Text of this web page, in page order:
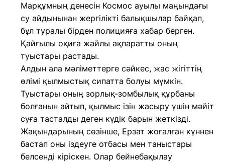
Марқұмның денесін Космос ауылы маңындағы
су айдынынан жергілікті балықшылар байқап,
бұл туралы бірден полицияға хабар берген.
Қайғылы оқиға жайлы ақпаратты оның
туыстары растады.
Алдын ала мәліметтерге сәйкес, жас жігіттің
өлімі қылмыстық сипатта болуы мүмкін.
Туыстары оның зорлық-зомбылық құрбаны
болғанын айтып, қылмыс ізін жасыру үшін мәйіт
суға тасталды деген күдік барын жеткізді.
Жақындарының сөзінше, Ерзат жоғалған күннен
бастап оны іздеуге отбасы мен таныстары
белсенді кіріскен. Олар бейнебақылау